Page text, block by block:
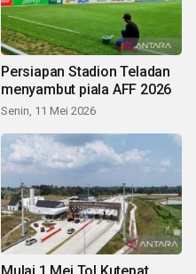
Persiapan Stadion Teladan
menyambut piala AFF 2026
Senin, 11 Mei 2026